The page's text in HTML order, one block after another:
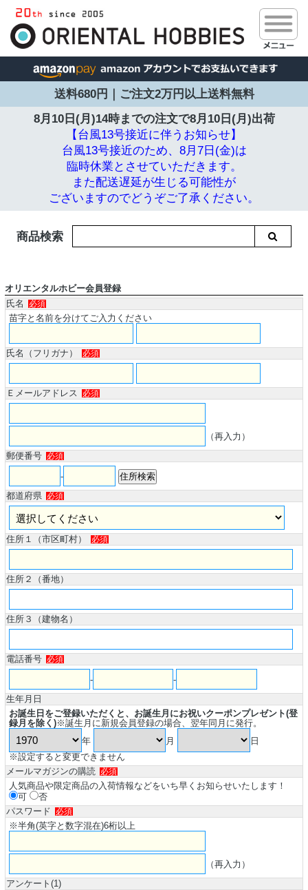
送料680円｜ご注文2万円以上送料無料
8月10日(月)14時までの注文で8月10日(月)出荷
【台風13号接近に伴うお知らせ】
台風13号接近のため、8月7日(金)は
臨時休業とさせていただきます。
また配送遅延が生じる可能性が
ございますのでどうぞご了承ください。
商品検索
オリエンタルホビー会員登録
氏名
必須
苗字と名前を分けてご入力ください
氏名（フリガナ） 必須
Ｅメールアドレス 必須
（再入力）
郵便番号
必須
-
都道府県
必須
住所１（市区町村） 必須
住所２（番地）
住所３（建物名）
電話番号 必須
-
-
生年月日
お誕生日をご登録いただくと、お誕生月にお祝いクーポンプレゼント(登
録月を除く)※誕生月に新規会員登録の場合、翌年同月に発行。
年
月
日
※設定すると変更できません
メールマガジンの購読
必須
人気商品や限定商品の入荷情報などをいち早くお知らせいたします！
可
否
パスワード
必須
※半角(英字と数字混在)6桁以上
（再入力）
アンケート(1)